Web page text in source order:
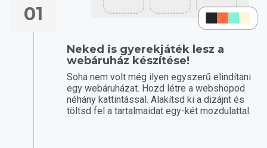
01
Neked is gyerekjáték lesz a
webáruház készítése!
Soha nem volt még ilyen egyszerű elindítani
egy webáruházat. Hozd létre a webshopod
néhány kattintással. Alakítsd ki a dizájnt és
töltsd fel a tartalmaidat egy-két mozdulattal.